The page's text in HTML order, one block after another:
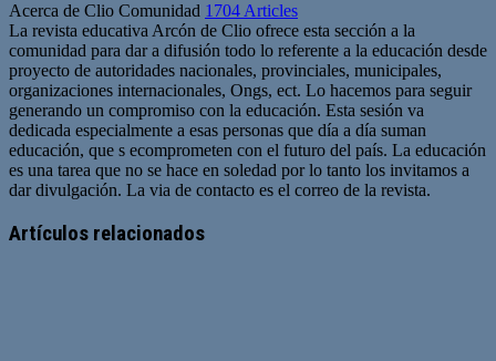
Acerca de Clio Comunidad 1704 Articles
La revista educativa Arcón de Clio ofrece esta sección a la
comunidad para dar a difusión todo lo referente a la educación desde
proyecto de autoridades nacionales, provinciales, municipales,
organizaciones internacionales, Ongs, ect. Lo hacemos para seguir
generando un compromiso con la educación. Esta sesión va
dedicada especialmente a esas personas que día a día suman
educación, que s ecomprometen con el futuro del país. La educación
es una tarea que no se hace en soledad por lo tanto los invitamos a
dar divulgación. La via de contacto es el correo de la revista.
web
Artículos relacionados